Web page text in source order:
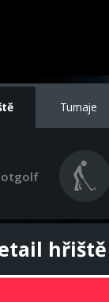
Turnaje
hřiště